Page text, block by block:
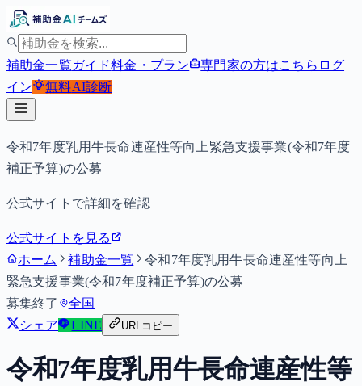
補助金一覧ガイド料金・プラン 専門家の方はこちら ログ
イン
無料AI診断
令和7年度乳用牛長命連産性等向上緊急支援事業(令和7年度
補正予算)の公募
公式サイトで詳細を確認
公式サイトを見る
ホーム
補助金一覧
令和7年度乳用牛長命連産性等向上
緊急支援事業(令和7年度補正予算)の公募
募集終了
全国
シェア
LINE URLコピー
令和7年度乳用牛長命連産性等